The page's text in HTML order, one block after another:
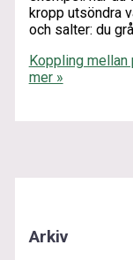
kropp utsöndra
och salter: du
Koppling
mer »
Arkiv